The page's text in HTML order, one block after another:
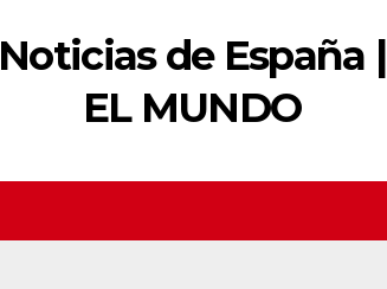
Noticias de España |
EL MUNDO